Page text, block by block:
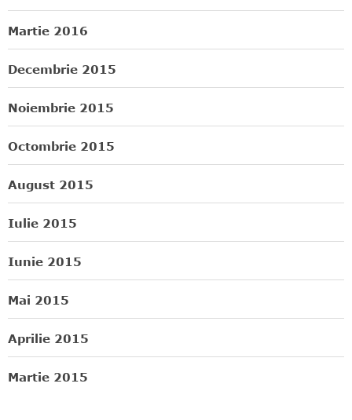
Martie 2016
Decembrie 2015
Noiembrie 2015
Octombrie 2015
August 2015
Iulie 2015
Iunie 2015
Mai 2015
Aprilie 2015
Martie 2015